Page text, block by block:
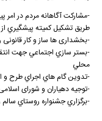
-مشاركت آگاهانه مردم در
طريق تشكيل كميته پيشگيري
-بخشداری ها ساز و کار قانونی
-بستر سازي اجتماعي جهت
محلي
-تدوين گام هاي اجراي طرح و
-توجيه دهياران و شورای
-برگزاري جشنواره روستاي